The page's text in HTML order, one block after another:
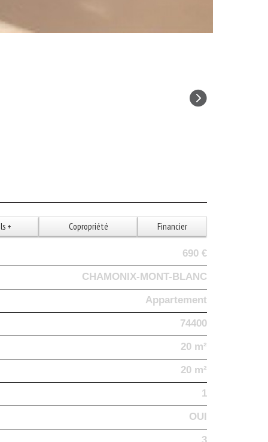
+ Copropriété Financier
690 €
CHAMONIX-MONT-BLANC
Appartement
74400
20 m²
20 m²
1
OUI